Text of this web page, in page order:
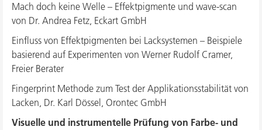
Mach doch keine Welle – Effektpigmente und wave-scan
von Dr. Andrea Fetz, Eckart GmbH
Einfluss von Effektpigmenten bei Lacksystemen – Beispiele
basierend auf Experimenten von Werner Rudolf Cramer,
Freier Berater
Fingerprint Methode zum Test der Applikationsstabilität von
Lacken, Dr. Karl Dössel, Orontec GmbH
Visuelle und instrumentelle Prüfung von Farbe- und